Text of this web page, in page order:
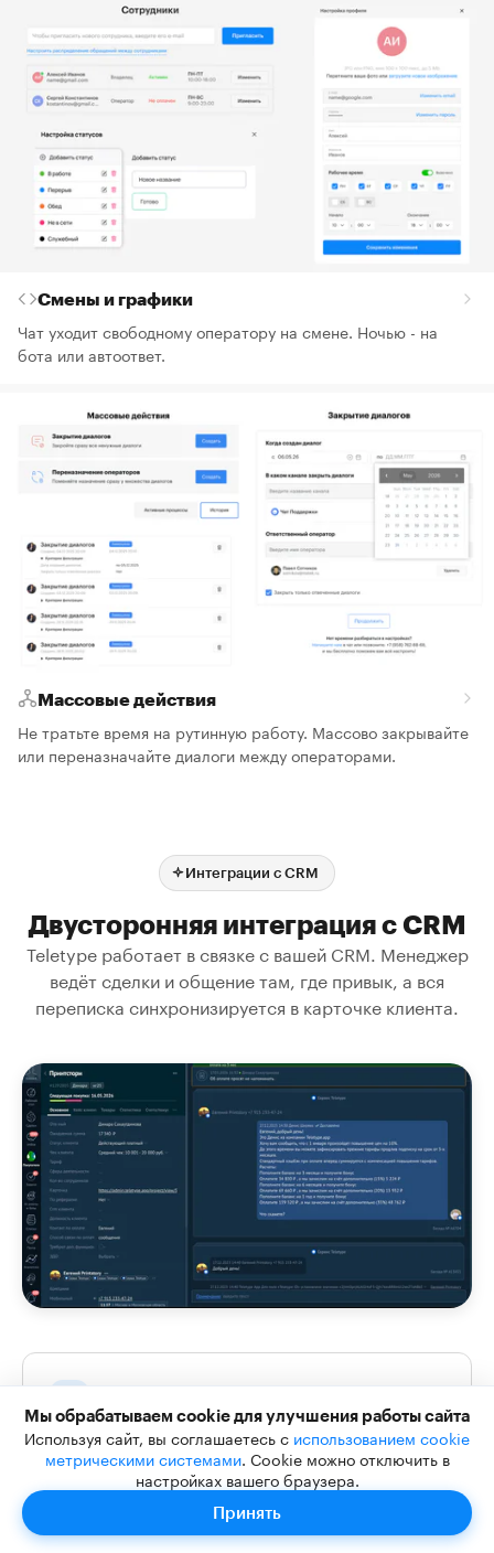
Мы обрабатываем cookie для улучшения работы сайта
Используя сайт, вы соглашаетесь с использованием cookie
метрическими системами. Cookie можно отключить в
настройках вашего браузера.
Принять
Смены и графики
Чат уходит свободному оператору на смене. Ночью - на
бота или автоответ.
Массовые действия
Не тратьте время на рутинную работу. Массово закрывайте
или переназначайте диалоги между операторами.
Интеграции с CRM
Двусторонняя интеграция с CRM
Teletype работает в связке с вашей CRM. Менеджер
ведёт сделки и общение там, где привык, а вся
переписка синхронизируется в карточке клиента.
Новое обращение → новая сделка с заполненными
полями: канал, источник, контактные данные, текст
первого сообщения.